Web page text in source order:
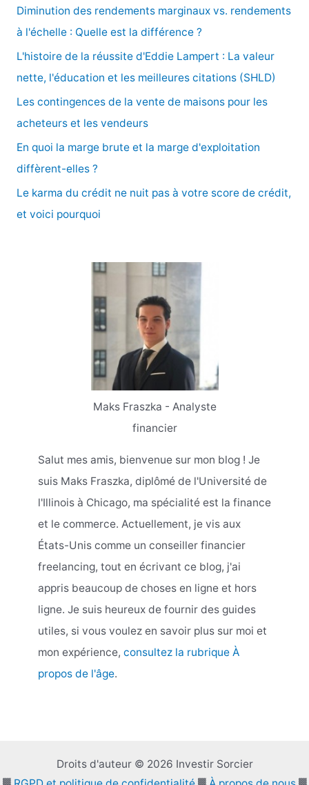
e
r
c
Diminution des rendements marginaux vs. rendements
à l'échelle : Quelle est la différence ?
L'histoire de la réussite d'Eddie Lampert : La valeur
nette, l'éducation et les meilleures citations (SHLD)
Les contingences de la vente de maisons pour les
acheteurs et les vendeurs
En quoi la marge brute et la marge d'exploitation
diffèrent-elles ?
Le karma du crédit ne nuit pas à votre score de crédit,
et voici pourquoi
Maks Fraszka - Analyste
financier
Salut mes amis, bienvenue sur mon blog ! Je
suis Maks Fraszka, diplômé de l'Université de
l'Illinois à Chicago, ma spécialité est la finance
et le commerce. Actuellement, je vis aux
États-Unis comme un conseiller financier
freelancing, tout en écrivant ce blog, j'ai
appris beaucoup de choses en ligne et hors
ligne. Je suis heureux de fournir des guides
utiles, si vous voulez en savoir plus sur moi et
mon expérience, consultez la rubrique À
propos de l'âge.
Droits d'auteur © 2026 Investir Sorcier